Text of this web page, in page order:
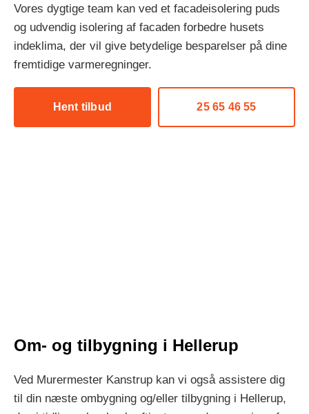
Vores dygtige team kan ved et facadeisolering puds
og udvendig isolering af facaden forbedre husets
indeklima, der vil give betydelige besparelser på dine
fremtidige varmeregninger.
Hent tilbud 25 65 46 55
Om- og tilbygning i Hellerup
Ved Murermester Kanstrup kan vi også assistere dig
til din næste ombygning og/eller tilbygning i Hellerup,